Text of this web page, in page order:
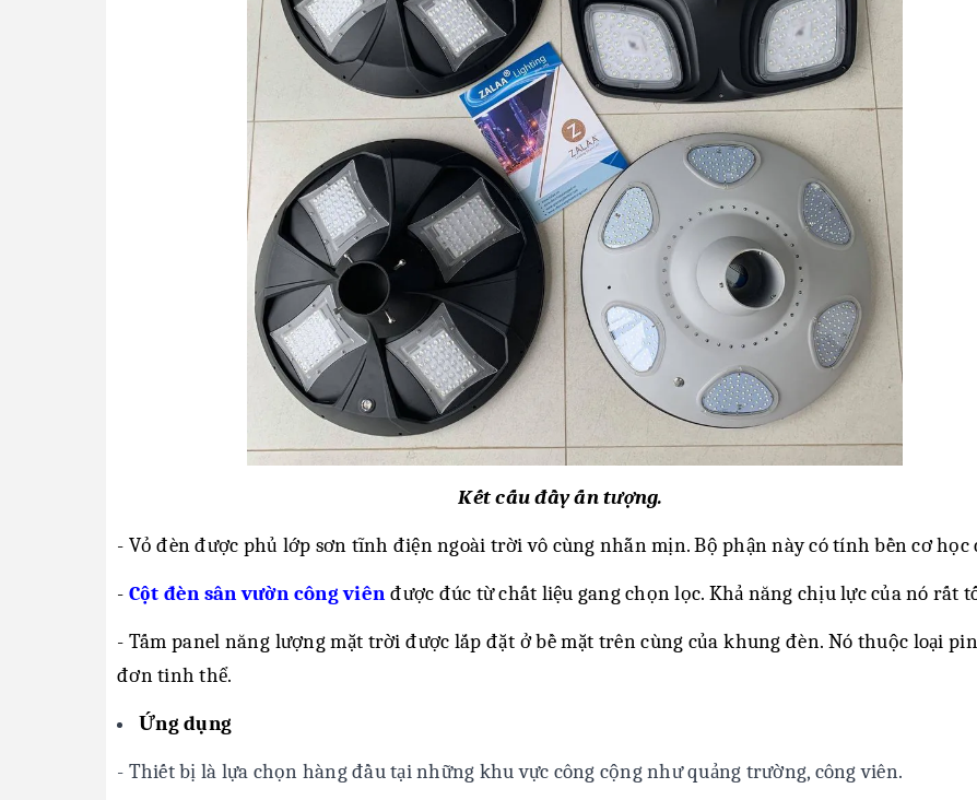
Kết cấu đầy ấn tượng.
- Vỏ đèn được phủ lớp sơn tĩnh điện ngoài trời vô cùng nhẵn mịn. Bộ phận này có tính bền cơ học
- Cột đèn sân vườn công viên được đúc từ chất liệu gang chọn lọc. Khả năng chịu lực của nó rất
- Tấm panel năng lượng mặt trời được lắp đặt ở bề mặt trên cùng của khung đèn. Nó thuộc loại
đơn tinh thể.
Ứng dụng
- Thiết bị là lựa chọn hàng đầu tại những khu vực công cộng như quảng trường, công viên.